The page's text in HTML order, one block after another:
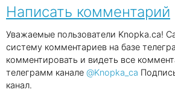
Написать комментарий
Уважаемые пользователи Knopka.ca!
систему комментариев на базе
комментировать и видеть все
телеграмм канале @Knopka_ca
канал.